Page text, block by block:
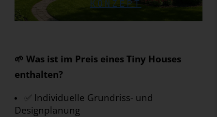
🌱 Was ist im Preis eines Tiny Houses
enthalten?
✅ Individuelle Grundriss- und
Designplanung